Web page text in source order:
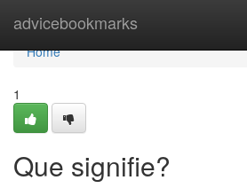
advicebookmarks
Home
Home
1
Que signifie?